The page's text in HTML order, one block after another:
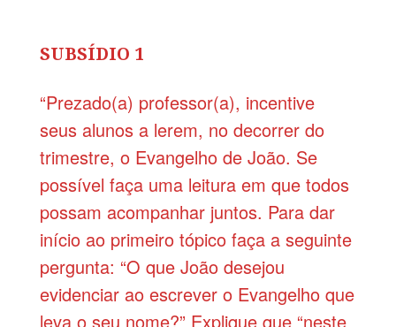
SUBSÍDIO 1
“Prezado(a) professor(a), incentive
seus alunos a lerem, no decorrer do
trimestre, o Evangelho de João. Se
possível faça uma leitura em que todos
possam acompanhar juntos. Para dar
início ao primeiro tópico faça a seguinte
pergunta: “O que João desejou
evidenciar ao escrever o Evangelho que
leva o seu nome?” Explique que “neste